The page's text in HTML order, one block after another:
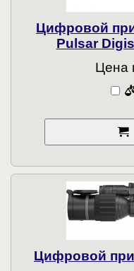
Цифровой
Pulsar
Цена
Цифровой